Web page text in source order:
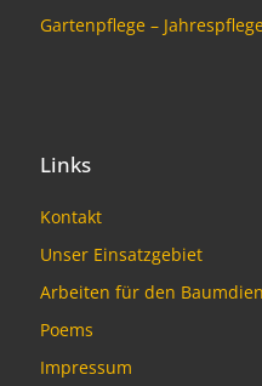
Gartenpflege –
Links
Kontakt
Unser Einsatzgebiet
Arbeiten für den
Poems
Impressum